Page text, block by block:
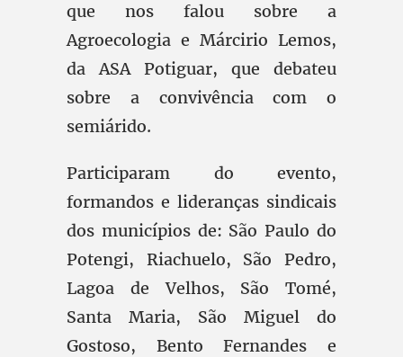
que nos falou sobre a
Agroecologia e Márcirio Lemos,
da ASA Potiguar, que debateu
sobre a convivência com o
semiárido.
Participaram do evento,
formandos e lideranças sindicais
dos municípios de: São Paulo do
Potengi, Riachuelo, São Pedro,
Lagoa de Velhos, São Tomé,
Santa Maria, São Miguel do
Gostoso, Bento Fernandes e